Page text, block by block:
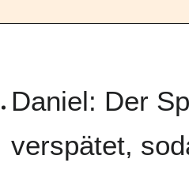
Daniel: Der
verspätet,